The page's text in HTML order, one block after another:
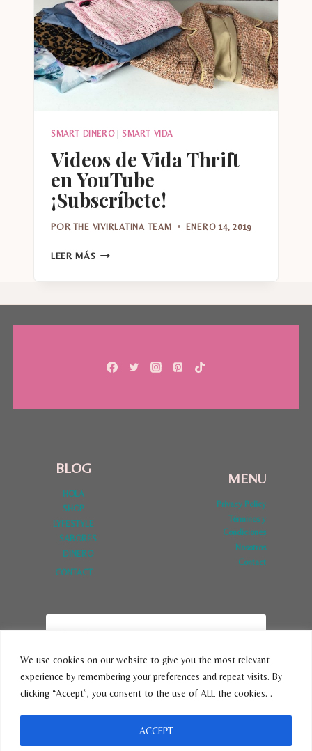
We use cookies on our website to give you the most relevant
experience by remembering your preferences and repeat visits. By
clicking “Accept”, you consent to the use of ALL the cookies. .
ACCEPT
GANAR
DINERO
SMART DINERO| SMART VIDA
Videos de Vida Thrift
en YouTube
¡Subscríbete!
POR THE VIVIRLATINA TEAM ENERO 14, 2019
LEER MÁS VIDEOS
VIDA
YOUTUBE
BLOG
HOLA
SHOP
LYFESTYLE
SABORES
DINERO
CONTACT
MENU
Privacy Policy
Términos y
Condiciones
Nosotros
Contact
SUBSCRIBE